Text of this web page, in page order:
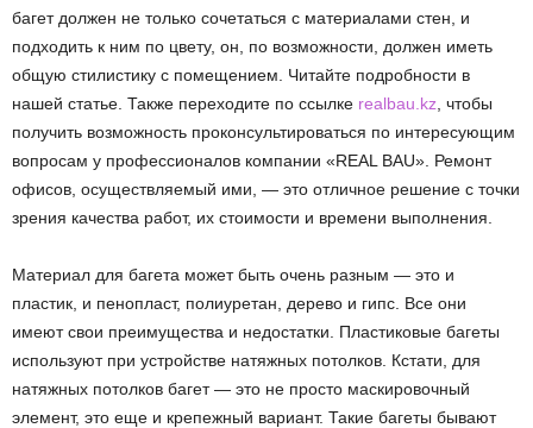
багет должен не только сочетаться с материалами стен, и
подходить к ним по цвету, он, по возможности, должен иметь
общую стилистику с помещением. Читайте подробности в
нашей статье. Также переходите по ссылке realbau.kz , чтобы
получить возможность проконсультироваться по интересующим
вопросам у профессионалов компании «REAL BAU». Ремонт
офисов, осуществляемый ими, — это отличное решение с точки
зрения качества работ, их стоимости и времени выполнения.
Материал для багета может быть очень разным — это и
пластик, и пенопласт, полиуретан, дерево и гипс. Все они
имеют свои преимущества и недостатки. Пластиковые багеты
используют при устройстве натяжных потолков. Кстати, для
натяжных потолков багет — это не просто маскировочный
элемент, это еще и крепежный вариант. Такие багеты бывают